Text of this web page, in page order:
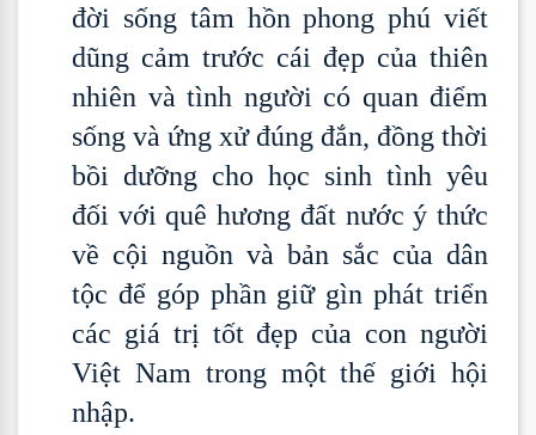
đời sống tâm hồn phong phú viết
dũng cảm trước cái đẹp của thiên
nhiên và tình người có quan điểm
sống và ứng xử đúng đắn, đồng thời
bồi dưỡng cho học sinh tình yêu
đối với quê hương đất nước ý thức
về cội nguồn và bản sắc của dân
tộc để góp phần giữ gìn phát triển
các giá trị tốt đẹp của con người
Việt Nam trong một thế giới hội
nhập.